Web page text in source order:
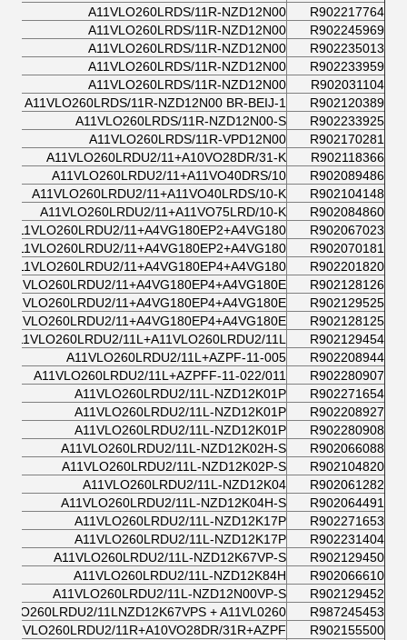
R902217764
A11VLO260LRDS/11R-NZD12N00
R902245969
A11VLO260LRDS/11R-NZD12N00
R902235013
A11VLO260LRDS/11R-NZD12N00
R902233959
A11VLO260LRDS/11R-NZD12N00
R902031104
A11VLO260LRDS/11R-NZD12N00
R902120389
A11VLO260LRDS/11R-NZD12N00 BR-BEIJ-1
R902233925
A11VLO260LRDS/11R-NZD12N00-S
R902170281
A11VLO260LRDS/11R-VPD12N00
R902118366
A11VLO260LRDU2/11+A10VO28DR/31-K
R902089486
A11VLO260LRDU2/11+A11VO40DRS/10
R902104148
A11VLO260LRDU2/11+A11VO40LRDS/10-K
R902084860
A11VLO260LRDU2/11+A11VO75LRD/10-K
R902067023
A11VLO260LRDU2/11+A4VG180EP2+A4VG180
R902070181
A11VLO260LRDU2/11+A4VG180EP2+A4VG180
R902201820
A11VLO260LRDU2/11+A4VG180EP4+A4VG180
R902128126
A11VLO260LRDU2/11+A4VG180EP4+A4VG180E
R902129525
A11VLO260LRDU2/11+A4VG180EP4+A4VG180E
R902128125
A11VLO260LRDU2/11+A4VG180EP4+A4VG180E
R902129454
A11VLO260LRDU2/11L+A11VLO260LRDU2/11L
R902208944
A11VLO260LRDU2/11L+AZPF-11-005
R902280907
A11VLO260LRDU2/11L+AZPFF-11-022/011
R902271654
A11VLO260LRDU2/11L-NZD12K01P
R902208927
A11VLO260LRDU2/11L-NZD12K01P
R902280908
A11VLO260LRDU2/11L-NZD12K01P
R902066088
A11VLO260LRDU2/11L-NZD12K02H-S
R902104820
A11VLO260LRDU2/11L-NZD12K02P-S
R902061282
A11VLO260LRDU2/11L-NZD12K04
R902064491
A11VLO260LRDU2/11L-NZD12K04H-S
R902271653
A11VLO260LRDU2/11L-NZD12K17P
R902231404
A11VLO260LRDU2/11L-NZD12K17P
R902129450
A11VLO260LRDU2/11L-NZD12K67VP-S
R902066610
A11VLO260LRDU2/11L-NZD12K84H
R902129452
A11VLO260LRDU2/11L-NZD12N00VP-S
R987245453
11LNZD12K67VPS + A11VL0260
R902155500
A11VLO260LRDU2/11R+A10VO28DR/31R+AZPF